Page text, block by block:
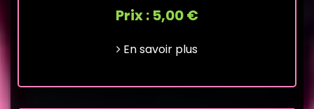
Prix : 5,00 €
En savoir plus